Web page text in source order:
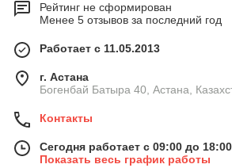
Рейтинг не сформирован
Менее 5 отзывов за последний год
Работает с 11.05.2013
г. Астана
Богенбай Батыра 40, Астана,
Контакты
Сегодня работает с 09:00 до 18:00
Показать весь график работы